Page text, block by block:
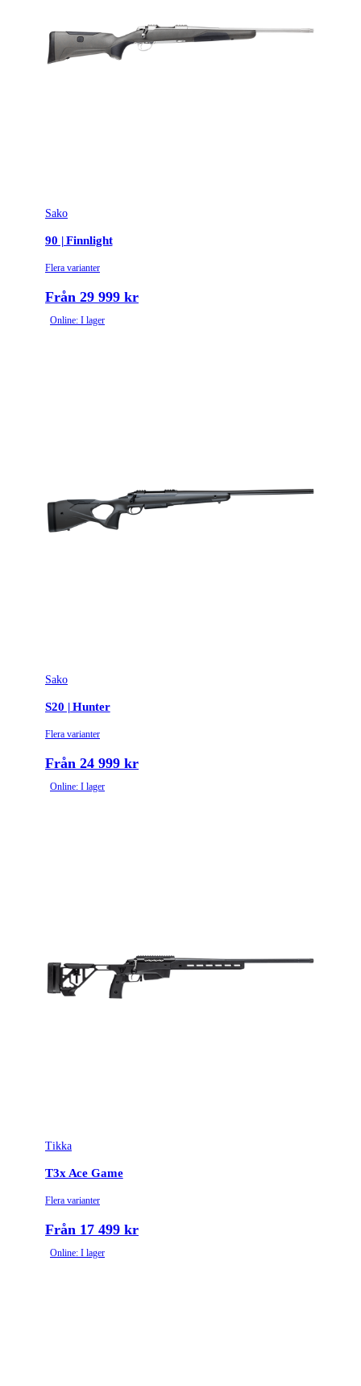
Sako
90 | Finnlight
Flera varianter
Från 29 999 kr
Online: I lager
Sako
S20 | Hunter
Flera varianter
Från 24 999 kr
Online: I lager
Tikka
T3x Ace Game
Flera varianter
Från 17 499 kr
Online: I lager